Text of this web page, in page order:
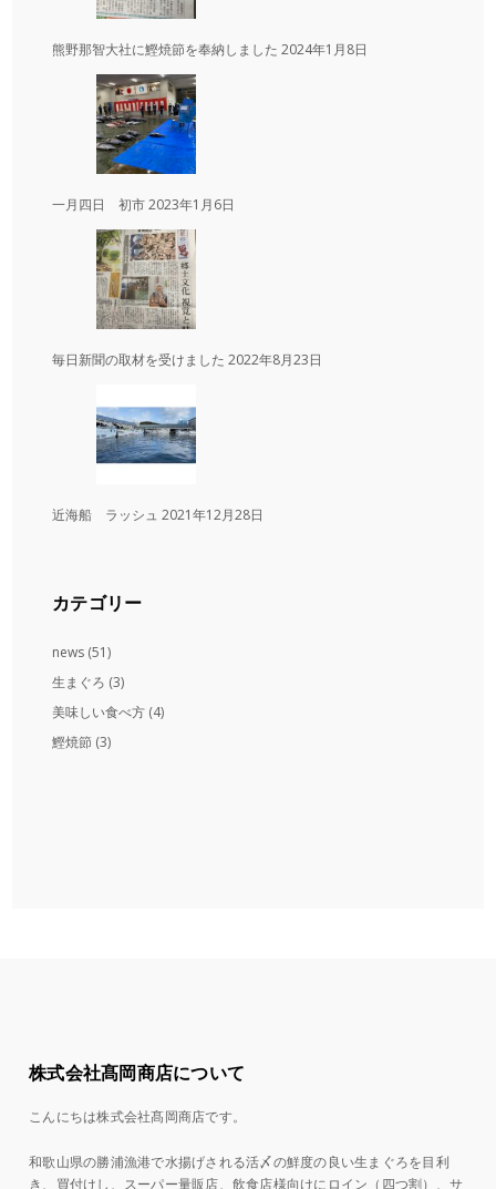
熊野那智大社に鰹焼節を奉納しました 2024年1月8日
一月四日 初市2023年1月6日
毎日新聞の取材を受けました 2022年8月23日
近海船 ラッシュ 2021年12月28日
カテゴリー
news (51)
生まぐろ (3)
美味しい食べ方 (4)
鰹焼節 (3)
株式会社髙岡商店について
こんにちは株式会社髙岡商店です。
和歌山県の勝浦漁港で水揚げされる活〆の鮮度の良い生まぐろを目利
き、買付けし、スーパー量販店、飲食店様向けにロイン（四つ割）、サ